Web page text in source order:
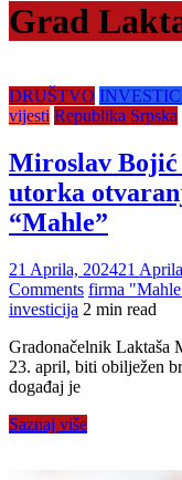
Grad
DRUŠTVO
vijesti Republika Srpska
Miroslav Bojić
utorka
“Mahle”
21 Aprila, 202421
Comments firma
investicija 2 min read
Gradonačelnik Laktaša
23. april, biti obilježen
događaj je
Saznaj više